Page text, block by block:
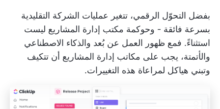
بفضل التحوّل الرقمي، تتغير عمليات الشركة التقليدية
بسرعة فائقة - وحوكمة مكتب إدارة المشاريع ليست
استثناءً. فمع ظهور العمل عن بُعد والذكاء الاصطناعي
والأتمتة، يجب على مكاتب إدارة المشاريع أن تتكيف
وتبني هياكل لمراعاة هذه التغييرات.